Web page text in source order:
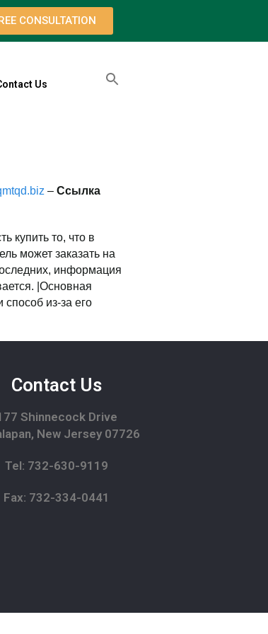
CONSULTATION
Us
– Ссылка
купить то, что в
может заказать на
информация
|Основная
из-за его
Contact Us
Shinnecock Drive
New Jersey 07726
Tel: 732-630-9119
Fax: 732-334-0441